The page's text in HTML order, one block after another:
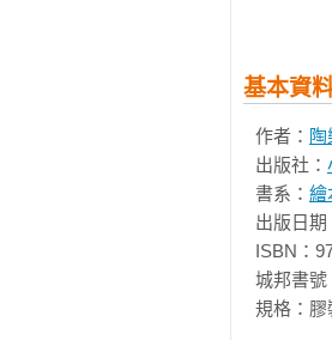
食譜：卡
小公民
基本資
作者：
出版社：
書系： 繪
出版日期
ISBN：
城邦書號
規格：